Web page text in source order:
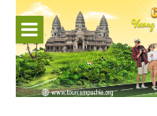
content